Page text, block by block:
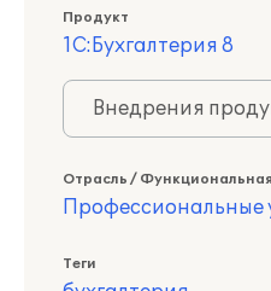
Продукт
1С:Бухгалтерия 8
Внедрения
Отрасль /
Профессиональные
Теги